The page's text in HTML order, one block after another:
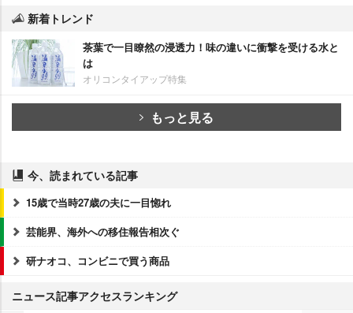
新着トレンド
茶葉で一目瞭然の浸透力！味の違いに衝撃を受ける水と
は
オリコンタイアップ特集
もっと見る
今、読まれている記事
15歳で当時27歳の夫に一目惚れ
芸能界、海外への移住報告相次ぐ
研ナオコ、コンビニで買う商品
ニュース記事アクセスランキング